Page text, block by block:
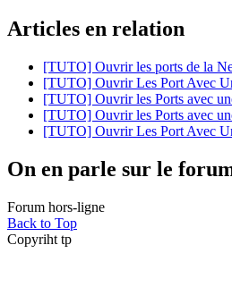
Articles en relation
[TUTO] Ouvrir les ports de la
[TUTO] Ouvrir Les Port Avec
[TUTO] Ouvrir les Ports avec
[TUTO] Ouvrir les Ports avec
[TUTO] Ouvrir Les Port Avec
On en parle sur le
Forum hors-ligne
Back to Top
Copyriht tp